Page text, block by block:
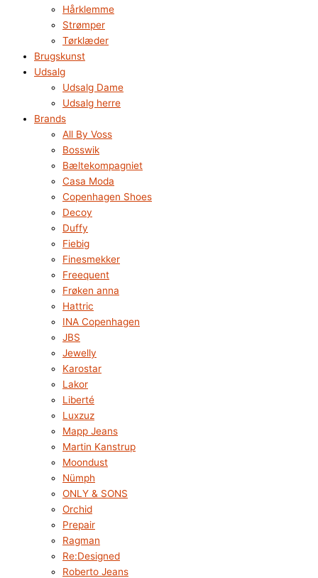
Hårklemme
Strømper
Tørklæder
Brugskunst
Udsalg
Udsalg Dame
Udsalg herre
Brands
All By Voss
Bosswik
Bæltekompagniet
Casa Moda
Copenhagen Shoes
Decoy
Duffy
Fiebig
Finesmekker
Freequent
Frøken anna
Hattric
INA Copenhagen
JBS
Jewelly
Karostar
Lakor
Liberté
Luxzuz
Mapp Jeans
Martin Kanstrup
Moondust
Nümph
ONLY & SONS
Orchid
Prepair
Ragman
Re:Designed
Roberto Jeans